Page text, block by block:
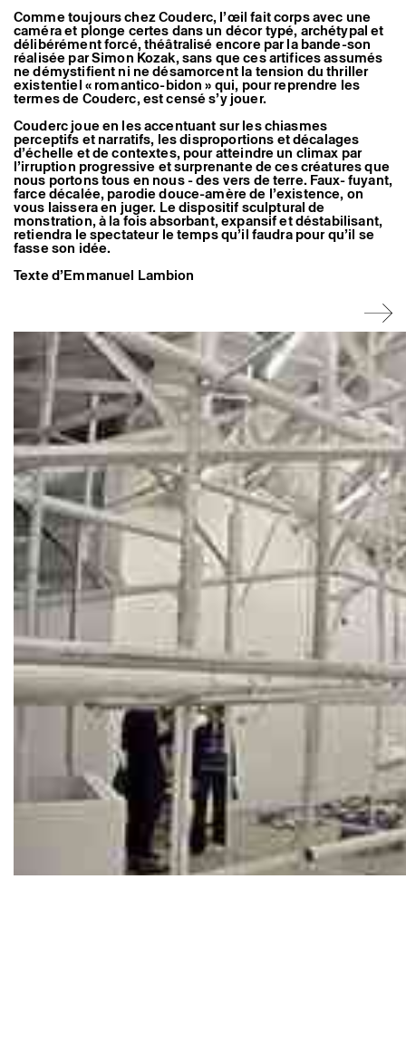
Comme toujours chez Couderc, l’œil fait corps avec une
caméra et plonge certes dans un décor typé, archétypal et
délibérément forcé, théâtralisé encore par la bande-son
réalisée par Simon Kozak, sans que ces artifices assumés
ne démystifient ni ne désamorcent la tension du thriller
existentiel « romantico-bidon » qui, pour reprendre les
termes de Couderc, est censé s’y jouer.
Couderc joue en les accentuant sur les chiasmes
perceptifs et narratifs, les disproportions et décalages
d’échelle et de contextes, pour atteindre un climax par
l’irruption progressive et surprenante de ces créatures que
nous portons tous en nous - des vers de terre. Faux- fuyant,
farce décalée, parodie douce-amère de l’existence, on
vous laissera en juger. Le dispositif sculptural de
monstration, à la fois absorbant, expansif et déstabilisant,
retiendra le spectateur le temps qu’il faudra pour qu’il se
fasse son idée.
Texte d’Emmanuel Lambion
l’exposition Pilote 00, 2013, Dijon,
Les Ateliers Vortex © Cécilia
Philippe et Teoman Gurgan